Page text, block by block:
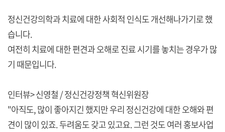
정신건강의학과 치료에 대한 사회적 인식도 개선해나가기로 했
습니다.
여전히 치료에 대한 편견과 오해로 진료 시기를 놓치는 경우가 많
기 때문입니다.
인터뷰> 신영철 / 정신건강정책 혁신위원장
"아직도, 많이 좋아지긴 했지만 우리 정신건강에 대한 오해와 편
견이 많이 있죠. 두려움도 갖고 있고요. 그런 것도 여러 홍보사업